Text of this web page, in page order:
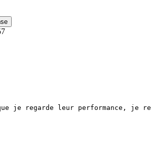
je regarde leur performance,